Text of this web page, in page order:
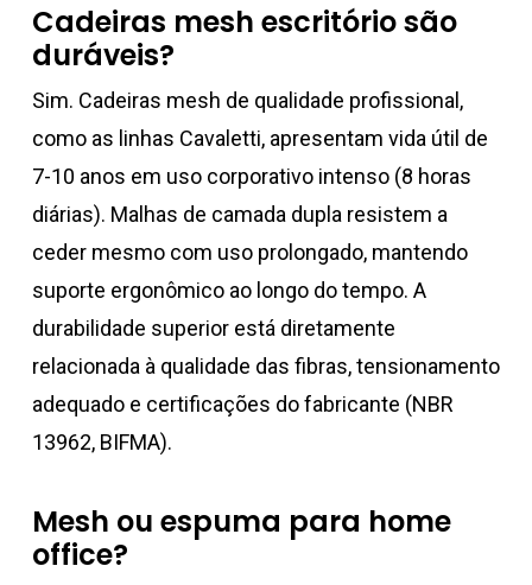
Cadeiras mesh escritório são
duráveis?
Sim. Cadeiras mesh de qualidade profissional,
como as linhas Cavaletti, apresentam vida útil de
7-10 anos em uso corporativo intenso (8 horas
diárias). Malhas de camada dupla resistem a
ceder mesmo com uso prolongado, mantendo
suporte ergonômico ao longo do tempo. A
durabilidade superior está diretamente
relacionada à qualidade das fibras, tensionamento
adequado e certificações do fabricante (NBR
13962, BIFMA).
Mesh ou espuma para home
office?